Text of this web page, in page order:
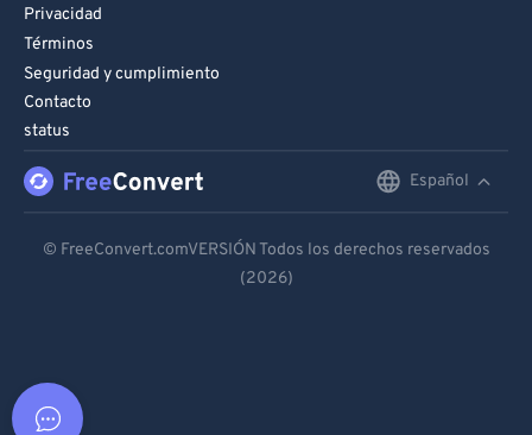
Privacidad
Términos
Seguridad y cumplimiento
Contacto
status
Español
Español
© FreeConvert.comVERSIÓN Todos los derechos reservados
(2026)